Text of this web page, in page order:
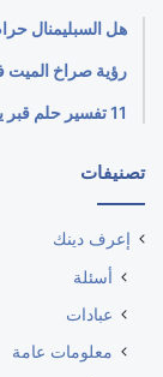
هل السبليمنال
رؤية صراخ الميت
11 تفسير حلم قبر يحترق ويشعل بشدة في المنام؟
تصنيفات
إعرف دينك
أسئلة
عبادات
معلومات عامة